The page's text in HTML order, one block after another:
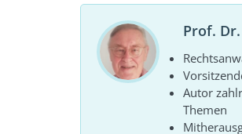
Prof.
Autor
Themen